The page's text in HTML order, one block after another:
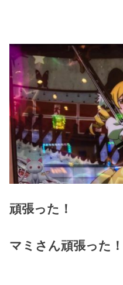
頑張った！
マミさん頑張った！